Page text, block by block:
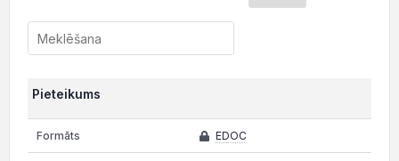
Pieteikums
EDOC